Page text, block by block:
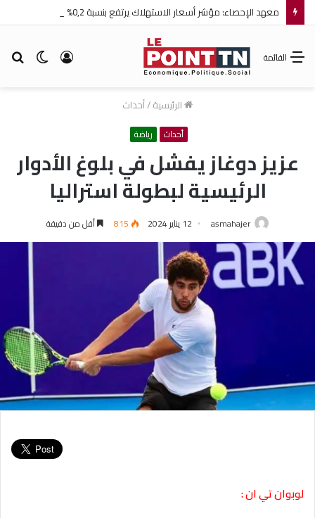
الوضع تسجيل
القائمة
الرئيسية/أحداث
أحداث رياضة
عزيز دوغاز يفشل في بلوغ الأدوار
الرئيسية لبطولة استراليا
asmahajer 12 يناير 2024 815 أقل من دقيقة
لوبوان تي ان :